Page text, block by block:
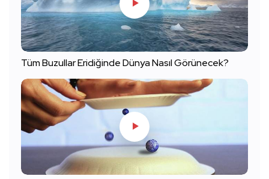
Tüm Buzullar Eridiğinde Dünya Nasıl Görünecek?